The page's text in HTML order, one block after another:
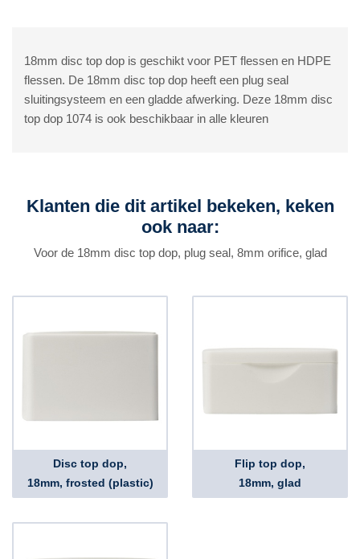
18mm disc top dop is geschikt voor PET flessen en HDPE
flessen. De 18mm disc top dop heeft een plug seal
sluitingsysteem en een gladde afwerking. Deze 18mm disc
top dop 1074 is ook beschikbaar in alle kleuren
Klanten die dit artikel bekeken, keken
ook naar:
Voor de 18mm disc top dop, plug seal, 8mm orifice, glad
Disc top dop,
18mm, frosted (plastic)
Flip top dop,
18mm, glad